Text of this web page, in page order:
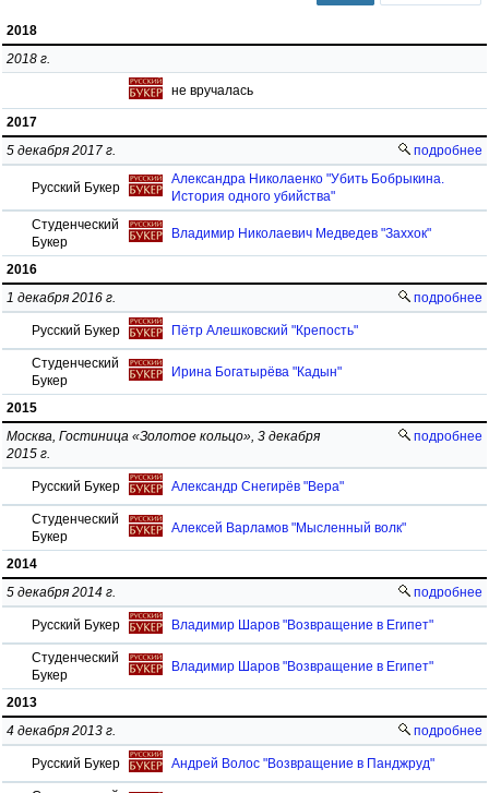
2018
2018 г.
не вручалась
2017
подробнее
5 декабря 2017 г.
Русский Букер
Александра Николаенко "Убить Бобрыкина.
История одного убийства"
Студенческий
Букер
Владимир Николаевич Медведев "Заххок"
2016
подробнее
1 декабря 2016 г.
Русский Букер Пётр Алешковский "Крепость"
Студенческий
Букер
Ирина Богатырёва "Кадын"
2015
подробнее
Москва, Гостиница «Золотое кольцо», 3 декабря
2015 г.
Русский Букер Александр Снегирёв "Вера"
Студенческий
Букер
Алексей Варламов "Мысленный волк"
2014
подробнее
5 декабря 2014 г.
Русский Букер Владимир Шаров "Возвращение в Египет"
Студенческий
Букер
Владимир Шаров "Возвращение в Египет"
2013
подробнее
4 декабря 2013 г.
Русский Букер Андрей Волос "Возвращение в Панджруд"